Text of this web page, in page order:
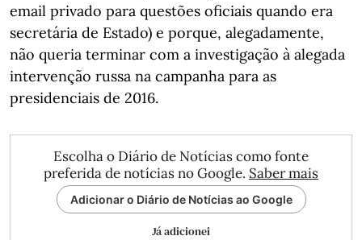
email privado para questões oficiais quando era
secretária de Estado) e porque, alegadamente,
não queria terminar com a investigação à alegada
intervenção russa na campanha para as
presidenciais de 2016.
Escolha o Diário de Notícias como fonte
preferida de notícias no Google. Saber mais
Adicionar o Diário de Notícias ao Google
Já adicionei